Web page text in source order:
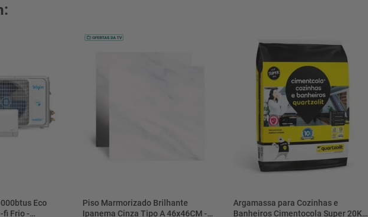
Eco
fi Frio -
Piso Marmorizado Brilhante
Ipanema Cinza Tipo A 46x46CM -
Argamassa para Cozinhas e
Banheiros Cimentocola Super 20KG